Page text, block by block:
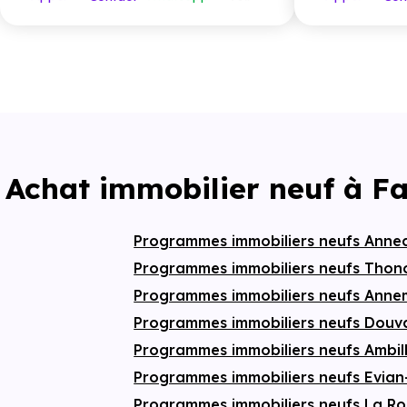
lumière grâce
et salle d’eau
toutes les
Les
terrasse
ou un
de respiration
ainsi
unequalité de
Achat immobilier neuf à
Programmes immobiliers neufs
Programmes immobiliers neufs
Programmes immobiliers neufs
Programmes immobiliers neufs
Programmes immobiliers neufs
Programmes immobiliers neufs